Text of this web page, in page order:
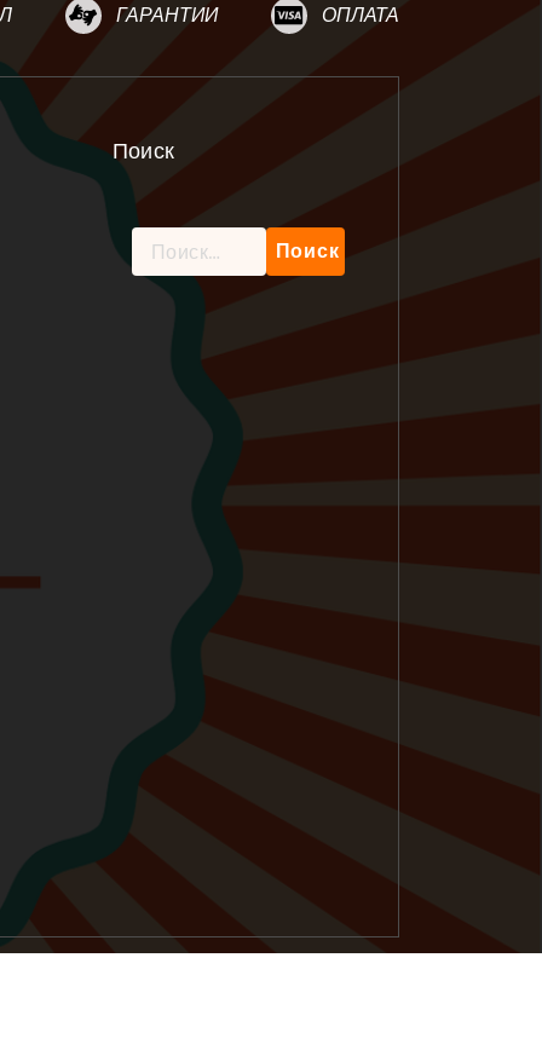
ГАРАНТИИ ОПЛАТА
Поиск
Найти: